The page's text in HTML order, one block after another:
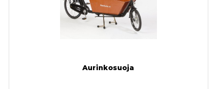
Aurinkosuoja